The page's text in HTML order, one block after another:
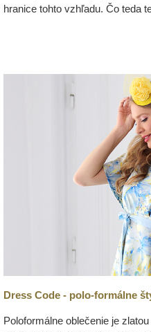
hranice tohto vzhľadu. Čo teda
Dress Code - polo-formálne
Poloformálne oblečenie je